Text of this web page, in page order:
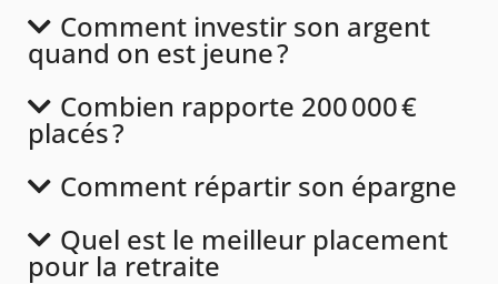
Comment investir son argent
quand on est jeune ?
Combien rapporte 200 000 €
placés ?
Comment répartir son épargne
Quel est le meilleur placement
pour la retraite